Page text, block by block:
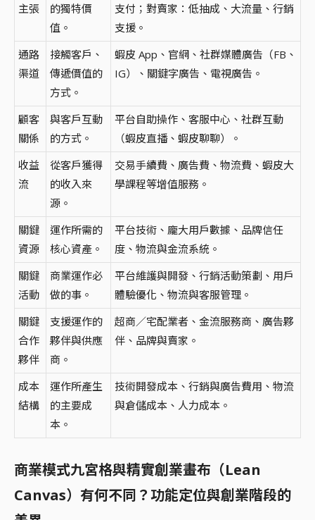
主張
的獨特價
值。
支付；對賣家：低抽成、大流量、行銷
支援。
通路
渠道
接觸客戶、
傳遞價值的
方式。
蝦皮 App、官網、社群媒體廣告（FB、
IG）、關鍵字廣告、電視廣告。
顧客
關係
與客戶互動
的方式。
平台自助操作、客服中心、社群互動
（蝦皮直播、蝦皮聊聊）。
收益
流
從客戶獲得
的收入來
源。
交易手續費、廣告費、物流費、蝦皮大
學課程等增值服務。
關鍵
資源
運作所需的
核心資產。
平台技術、龐大用戶數據、品牌信任
度、物流與金流系統。
關鍵
活動
商業運作必
做的事。
平台維護與開發、行銷活動策劃、用戶
體驗優化、物流與客服管理。
關鍵
合作
夥伴
支援運作的
夥伴與供應
商。
超商／宅配業者、金流服務商、廣告夥
伴、品牌與賣家。
成本
結構
運作所產生
的主要成
本。
技術開發成本、行銷與廣告費用、物流
與倉儲成本、人力成本。
商業模式九宮格與精實創業畫布（Lean
Canvas）有何不同？功能定位與創業階段的